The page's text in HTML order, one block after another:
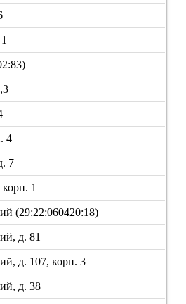
4
7
1
(29:22:060420:18)
д. 81
д. 107, корп. 3
д. 38